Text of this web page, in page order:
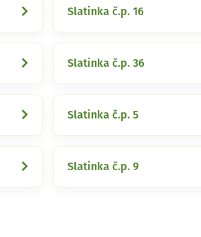
Slatinka č.p. 16
Slatinka č.p. 36
Slatinka č.p. 5
Slatinka č.p. 9